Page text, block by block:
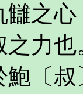
之
力
鮑〔叔